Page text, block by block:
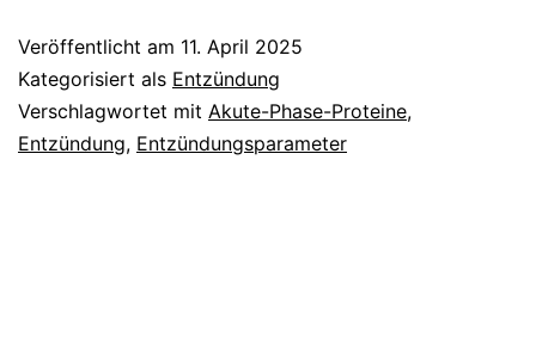
Veröffentlicht am 11. April 2025
Kategorisiert als Entzündung
Verschlagwortet mit Akute-Phase-Proteine,
Entzündung, Entzündungsparameter